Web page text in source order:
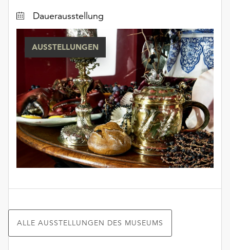
Dauerausstellung
AUSSTELLUNGEN
ALLE AUSSTELLUNGEN DES MUSEUMS